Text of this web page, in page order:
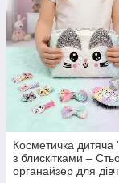
Косметичка дитяча
з блискітками –
органайзер для